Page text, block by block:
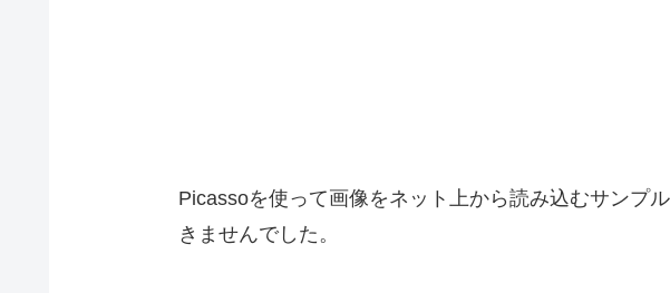
Picassoを使って画像をネット上から読み込むサンプ
きませんでした。